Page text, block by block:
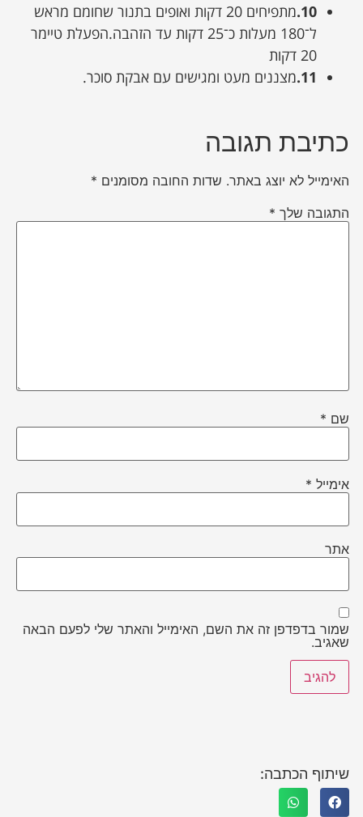
10.
מתפיחים 20 דקות ואופים בתנור שחומם מראש
ל־180 מעלות כ־25 דקות עד הזהבה.הפעלת טיימר
20 דקות
11. מצננים מעט ומגישים עם אבקת סוכר.
כתיבת תגובה
האימייל לא יוצג באתר. שדות החובה מסומנים *
התגובה שלך *
שם *
אימייל *
אתר
שמור בדפדפן זה את השם, האימייל והאתר שלי לפעם הבאה
שאגיב.
שיתוף הכתבה: